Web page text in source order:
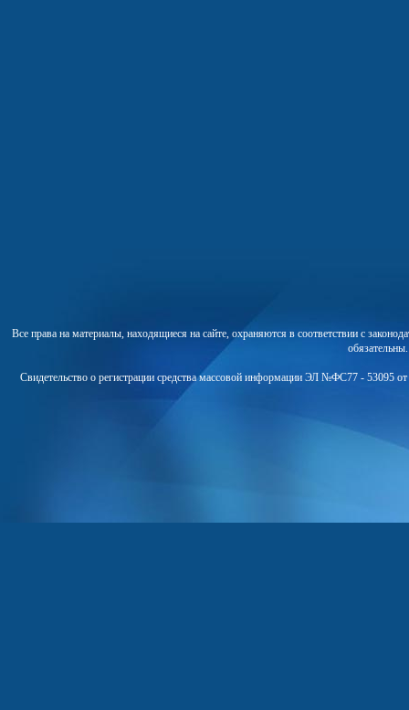
Все права на материалы, находящиеся на сайте, охраняются в соответствии с
Свидетельство о регистрации средства массовой информации ЭЛ №ФС77 - 53095